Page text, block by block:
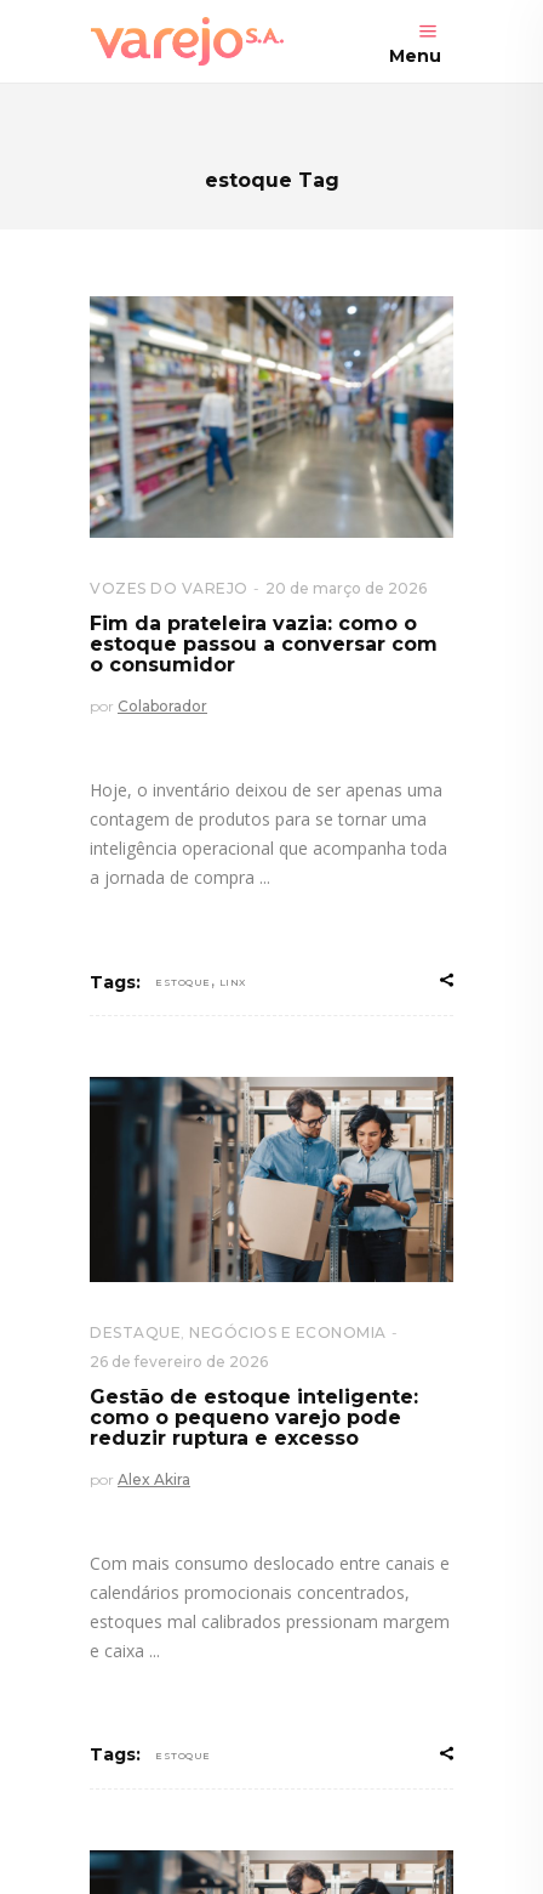
Menu
estoque Tag
VOZES DO VAREJO 20 de março de 2026
Fim da prateleira vazia: como o
estoque passou a conversar com
o consumidor
por Colaborador
Hoje, o inventário deixou de ser apenas uma
contagem de produtos para se tornar uma
inteligência operacional que acompanha toda
a jornada de compra
Tags: ESTOQUE , LINX
DESTAQUE NEGÓCIOS E ECONOMIA
26 de fevereiro de 2026
Gestão de estoque inteligente:
como o pequeno varejo pode
reduzir ruptura e excesso
por Alex Akira
Com mais consumo deslocado entre canais e
calendários promocionais concentrados,
estoques mal calibrados pressionam margem
e caixa
Tags: ESTOQUE